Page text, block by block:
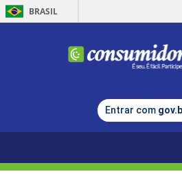
BRASIL
Entrar com